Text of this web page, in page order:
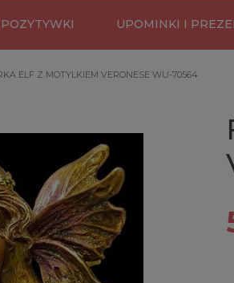
POZYTYWKI UPOMINKI I
ELF Z MOTYLKIEM VERONESE WU-70564